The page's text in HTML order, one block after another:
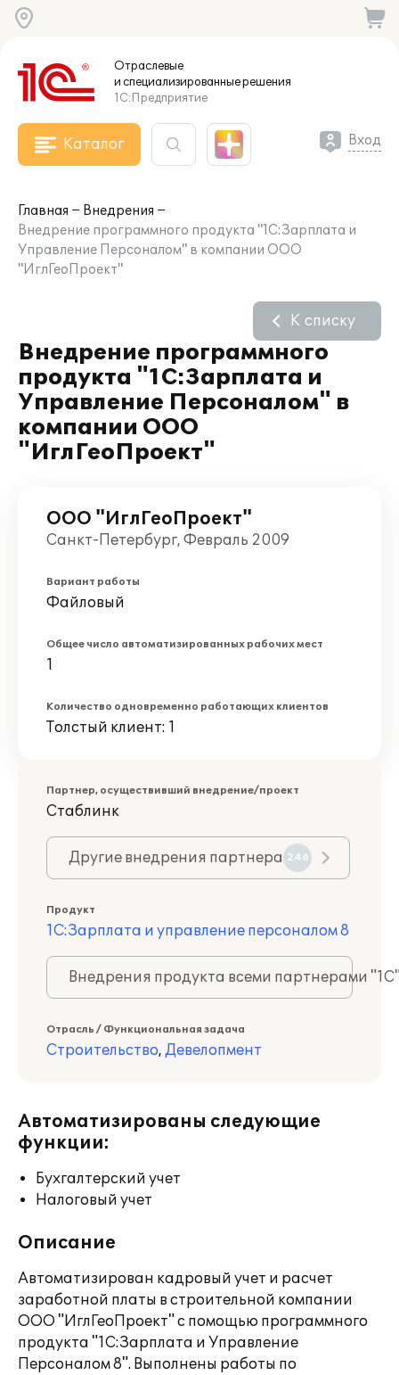
Отраслевые
и специализированныерешения
1С:Предприятие
Каталог Вход
Главная
Внедрения
Внедрение программного продукта "1С:Зарплата и
Управление Персоналом" в компании ООО
"ИглГеоПроект"
Внедрение программного
продукта "1С:Зарплата и
Управление Персоналом" в
компании ООО
"ИглГеоПроект"
К списку
ООО "ИглГеоПроект"
Санкт-Петербург, Февраль 2009
Вариант работы
Файловый
Общее число автоматизированных рабочих мест
1
Количество одновременно работающих клиентов
Толстый клиент: 1
Партнер, осуществивший внедрение/проект
Стаблинк
Другие внедрения партнера 246
Продукт
1С:Зарплата и управление персоналом 8
Внедрения продукта всеми партнерами
Отрасль / Функциональная задача
Строительство, Девелопмент
Автоматизированы следующие
функции:
Бухгалтерский учет
Налоговый учет
Описание
Автоматизирован кадровый учет и расчет
заработной платы в строительной компании
ООО "ИглГеоПроект" с помощью программного
продукта "1С:Зарплата и Управление
Персоналом 8". Выполнены работы по